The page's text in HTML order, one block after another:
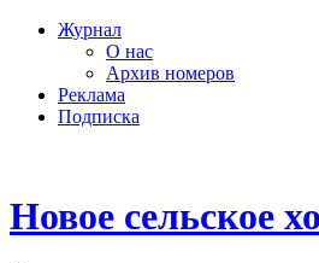
Журнал
О нас
Архив номеров
Реклама
Подписка
Новое сельское